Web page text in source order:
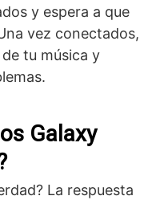
y‍ espera a que
vez conectados,
tu música y
Galaxy
La respuesta